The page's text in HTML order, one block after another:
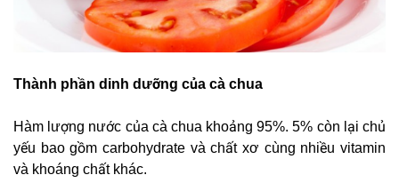
Thành phần dinh dưỡng của cà chua
Hàm lượng nước của cà chua khoảng 95%. 5% còn lại chủ
yếu bao gồm carbohydrate và chất xơ cùng nhiều vitamin
và khoáng chất khác.